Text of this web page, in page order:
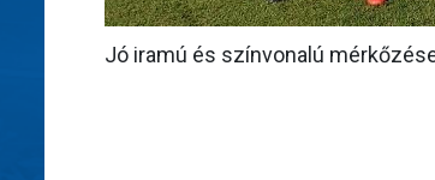
Jó iramú és színvonalú